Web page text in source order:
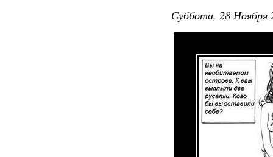
Суббота, 28 Ноября